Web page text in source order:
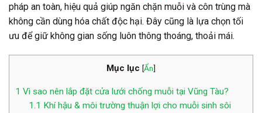
pháp an toàn, hiệu quả giúp ngăn chặn muỗi và côn trùng mà
không cần dùng hóa chất độc hại. Đây cũng là lựa chọn tối
ưu để giữ không gian sống luôn thông thoáng, thoải mái.
Mục lục [Ẩn]
1 Vì sao nên lắp đặt cửa lưới chống muỗi tại Vũng Tàu?
1.1 Khí hậu & môi trường thuận lợi cho muỗi sinh sôi